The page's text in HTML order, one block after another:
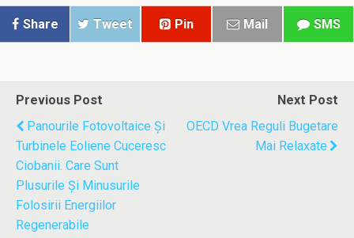
Share Tweet Pin Mail SMS
Previous Post
Panourile Fotovoltaice Şi
Turbinele Eoliene Cuceresc
Ciobanii. Care Sunt
Plusurile Şi Minusurile
Folosirii Energiilor
Regenerabile
Next Post
OECD Vrea Reguli Bugetare
Mai Relaxate